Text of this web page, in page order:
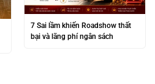
7 Sai lầm khiến Roadshow thất
bại và lãng phí ngân sách